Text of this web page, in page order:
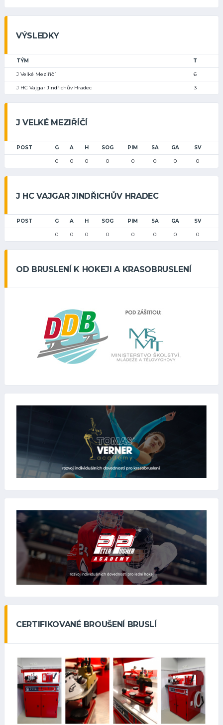
VÝSLEDKY
TÝM T
J Velké Meziříčí 6
J HC Vajgar Jindřichův Hradec 3
J VELKÉ MEZIŘÍČÍ
POST G A H SOG PIM SA GA SV
0 0 0 0 0 0 0 0
J HC VAJGAR JINDŘICHŮV HRADEC
POST G A H SOG PIM SA GA SV
0 0 0 0 0 0 0 0
OD BRUSLENÍ K HOKEJI A KRASOBRUSLENÍ
CERTIFIKOVANÉ BROUŠENÍ BRUSLÍ